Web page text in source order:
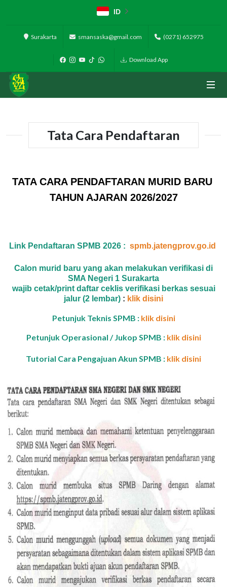
ID
Surakarta smansaska@gmail.com (0271) 652975
Download App
Tata Cara Pendaftaran
TATA CARA PENDAFTARAN MURID BARU
TAHUN AJARAN 2026/2027
Link Pendaftaran SPMB 2026 : spmb.jatengprov.go.id
Calon murid baru yang akan melakukan verifikasi di
SMA Negeri 1 Surakarta
wajib cetak/print daftar ceklis verifikasi berkas sesuai
jalur (2 lembar) : klik disini
Petunjuk Teknis SPMB : klik disini
Petunjuk Operasional / Jukop SPMB : klik disini
Tutorial Cara Pengajuan Akun SPMB : klik disini